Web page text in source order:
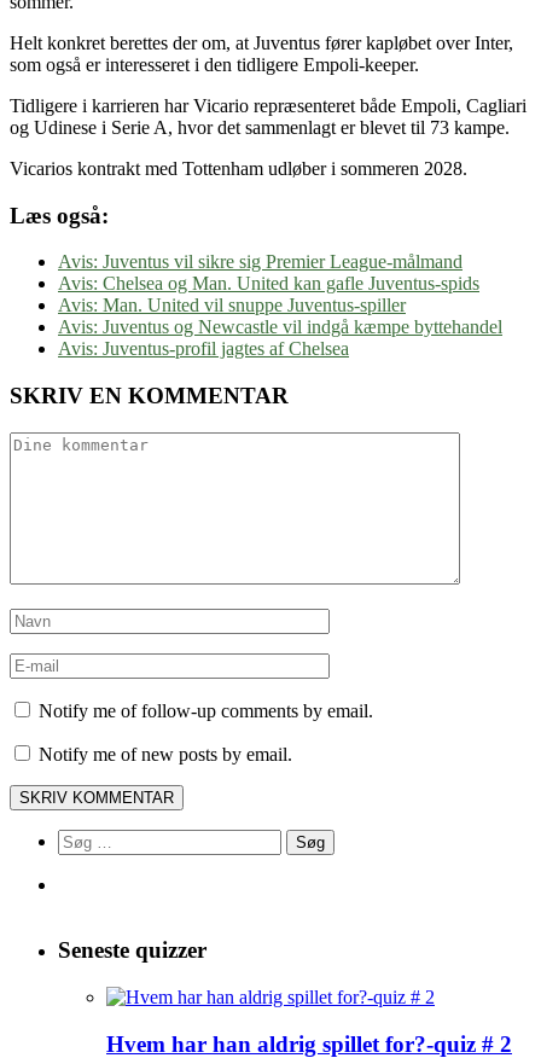
Helt konkret berettes der om, at Juventus fører kapløbet over Inter,
som også er interesseret i den tidligere Empoli-keeper.
Tidligere i karrieren har Vicario repræsenteret både Empoli, Cagliari
og Udinese i Serie A, hvor det sammenlagt er blevet til 73 kampe.
Vicarios kontrakt med Tottenham udløber i sommeren 2028.
Læs også:
Avis: Juventus vil sikre sig Premier League-målmand
Avis: Chelsea og Man. United kan gafle Juventus-spids
Avis: Man. United vil snuppe Juventus-spiller
Avis: Juventus og Newcastle vil indgå kæmpe byttehandel
Avis: Juventus-profil jagtes af Chelsea
SKRIV EN KOMMENTAR
Notify me of follow-up comments by email.
Notify me of new posts by email.
Søg
efter:
Seneste quizzer
Hvem har han aldrig spillet for?-quiz # 2